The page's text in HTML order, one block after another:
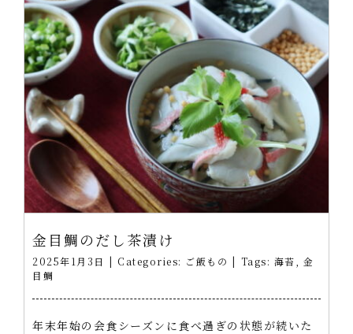
金目鯛のだし茶漬け
2025年1月3日 | Categories: ご飯もの | Tags: 海苔
金
目鯛
年末年始の会食シーズンに食べ過ぎの状態が続いた